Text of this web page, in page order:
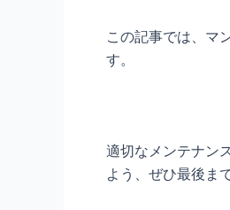
この記事では、マ
す。
適切なメンテナン
よう、ぜひ最後ま